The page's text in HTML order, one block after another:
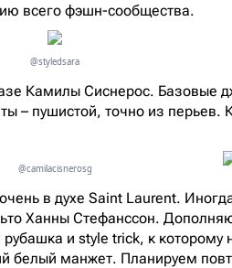
всего фэшн-сообщества.
@styledsara
Камилы Сиснерос. Базовые
– пушистой, точно из перьев.
@camilacisnerosg
в духе Saint Laurent.
Ханны Стефанссон.
и style trick, к которому
белый манжет. Планируем